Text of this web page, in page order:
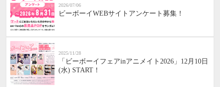
2026/07/06
ビーボーイWEBサイトアンケート募集！
2025/11/28
「ビーボーイフェアinアニメイト2026」12月10日
(水) START！